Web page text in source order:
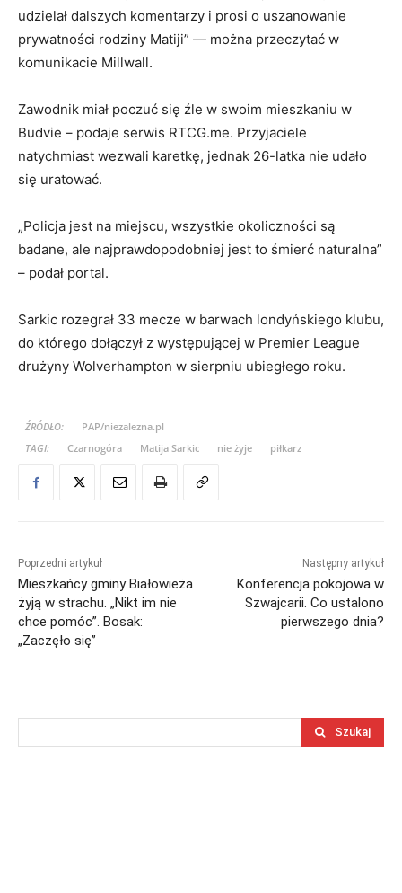
udzielał dalszych komentarzy i prosi o uszanowanie
prywatności rodziny Matiji” — można przeczytać w
komunikacie Millwall.
Zawodnik miał poczuć się źle w swoim mieszkaniu w
Budvie – podaje serwis RTCG.me. Przyjaciele
natychmiast wezwali karetkę, jednak 26-latka nie udało
się uratować.
„Policja jest na miejscu, wszystkie okoliczności są
badane, ale najprawdopodobniej jest to śmierć naturalna”
– podał portal.
Sarkic rozegrał 33 mecze w barwach londyńskiego klubu,
do którego dołączył z występującej w Premier League
drużyny Wolverhampton w sierpniu ubiegłego roku.
ŹRÓDŁO:
PAP/niezalezna.pl
TAGI:
Czarnogóra Matija Sarkic nie żyje piłkarz
Poprzedni artykuł
Mieszkańcy gminy Białowieża
żyją w strachu. „Nikt im nie
chce pomóc”. Bosak:
„Zaczęło się”
Następny artykuł
Konferencja pokojowa w
Szwajcarii. Co ustalono
pierwszego dnia?
Szukaj